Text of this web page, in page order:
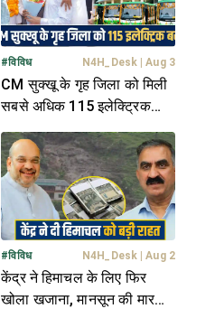
#विविध N4H_Desk | Aug 3
CM सुक्खू के गृह जिला को मिली
सबसे अधिक 115 इलेक्ट्रिक
की भी सौगात
#विविध N4H_Desk | Aug 2
केंद्र ने हिमाचल के लिए फिर
खोला खजाना, मानसून की मार